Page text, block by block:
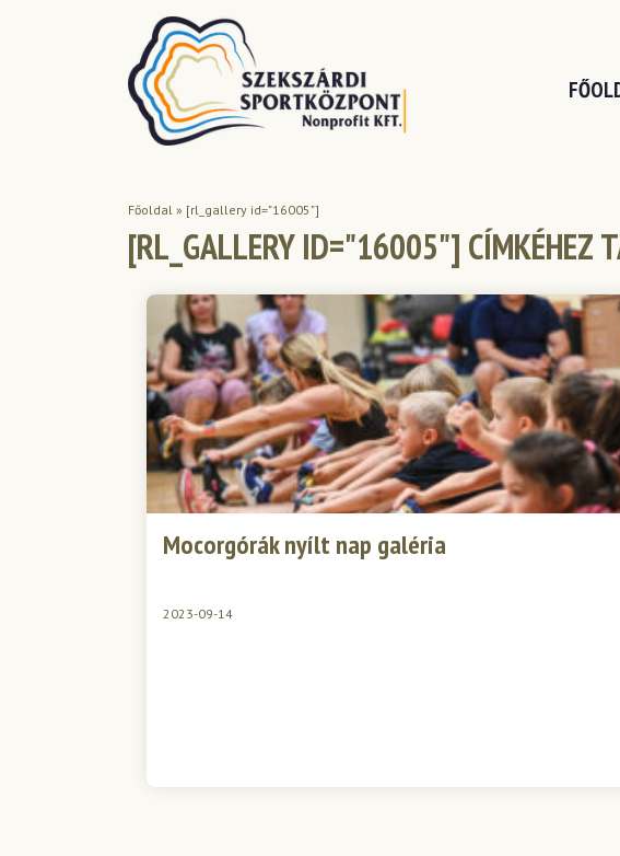
Főoldal » [rl_gallery id="16005"]
[RL_GALLERY ID="16005"] CÍMKÉHEZ
Mocorgórák nyílt nap galéria
2023-09-14